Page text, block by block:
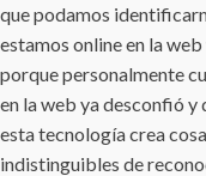
que podamos
estamos online en la
porque personalmente
en la web ya desconfió y
esta tecnología crea
indistinguibles de